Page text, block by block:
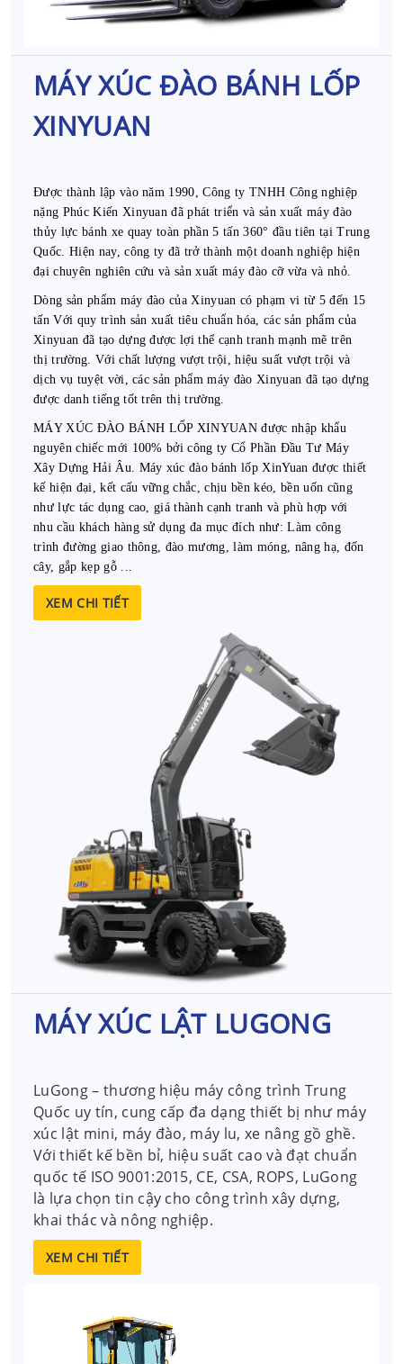
MÁY XÚC ĐÀO BÁNH LỐP
XINYUAN
Được thành lập vào năm 1990, Công ty TNHH Công nghiệp
nặng Phúc Kiến Xinyuan đã phát triển và sản xuất máy đào
thủy lực bánh xe quay toàn phần 5 tấn 360° đầu tiên tại Trung
Quốc. Hiện nay, công ty đã trở thành một doanh nghiệp hiện
đại chuyên nghiên cứu và sản xuất máy đào cỡ vừa và nhỏ.
Dòng sản phẩm máy đào của Xinyuan có phạm vi từ 5 đến 15
tấn Với quy trình sản xuất tiêu chuẩn hóa, các sản phẩm của
Xinyuan đã tạo dựng được lợi thế cạnh tranh mạnh mẽ trên
thị trường. Với chất lượng vượt trội, hiệu suất vượt trội và
dịch vụ tuyệt vời, các sản phẩm máy đào Xinyuan đã tạo dựng
được danh tiếng tốt trên thị trường.
MÁY XÚC ĐÀO BÁNH LỐP XINYUAN được nhập khẩu
nguyên chiếc mới 100% bởi công ty Cổ Phần Đầu Tư Máy
Xây Dựng Hải Âu. Máy xúc đào bánh lốp XinYuan được thiết
kế hiện đại, kết cấu vững chắc, chịu bền kéo, bền uốn cũng
như lực tác dụng cao, giá thành cạnh tranh và phù hợp với
nhu cầu khách hàng sử dụng đa mục đích như: Làm công
trình đường giao thông, đào mương, làm móng, nâng hạ, đốn
cây, gắp kẹp gỗ ...
XEM CHI TIẾT
MÁY XÚC LẬT LUGONG
LuGong – thương hiệu máy công trình Trung
Quốc uy tín, cung cấp đa dạng thiết bị như máy
xúc lật mini, máy đào, máy lu, xe nâng gồ ghề.
Với thiết kế bền bỉ, hiệu suất cao và đạt chuẩn
quốc tế ISO 9001:2015, CE, CSA, ROPS, LuGong
là lựa chọn tin cậy cho công trình xây dựng,
khai thác và nông nghiệp.
XEM CHI TIẾT